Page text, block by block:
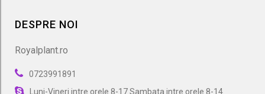
DESPRE NOI
Royalplant.ro
0723991891
Luni-Vineri intre orele 8-17 Sambata intre orele 8-14